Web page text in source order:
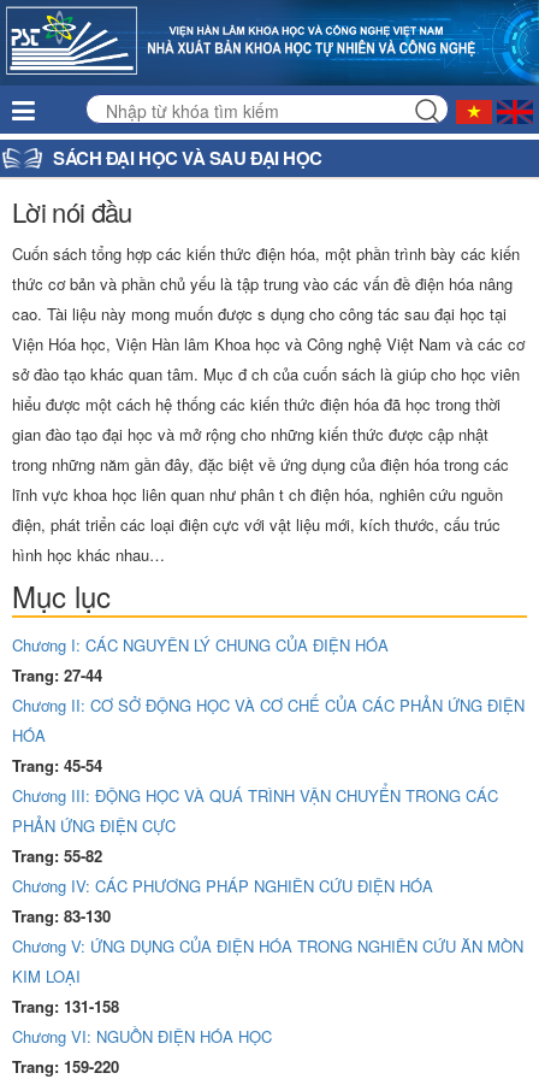
SÁCH ĐẠI HỌC VÀ SAU ĐẠI HỌC
Lời nói đầu
Cuốn sách tổng hợp các kiến thức điện hóa, một phần trình bày các kiến
thức cơ bản và phần chủ yếu là tập trung vào các vấn đề điện hóa nâng
cao. Tài liệu này mong muốn được s dụng cho công tác sau đại học tại
Viện Hóa học, Viện Hàn lâm Khoa học và Công nghệ Việt Nam và các cơ
sở đào tạo khác quan tâm. Mục đ ch của cuốn sách là giúp cho học viên
hiểu được một cách hệ thống các kiến thức điện hóa đã học trong thời
gian đào tạo đại học và mở rộng cho những kiến thức được cập nhật
trong những năm gần đây, đặc biệt về ứng dụng của điện hóa trong các
lĩnh vực khoa học liên quan như phân t ch điện hóa, nghiên cứu nguồn
điện, phát triển các loại điện cực với vật liệu mới, kích thước, cấu trúc
hình học khác nhau…
Mục lục
Chương I: CÁC NGUYÊN LÝ CHUNG CỦA ĐIỆN HÓA
Trang: 27-44
Chương II: CƠ SỞ ĐỘNG HỌC VÀ CƠ CHẾ CỦA CÁC PHẢN ỨNG ĐIỆN
HÓA
Trang: 45-54
Chương III: ĐỘNG HỌC VÀ QUÁ TRÌNH VẬN CHUYỂN TRONG CÁC
PHẢN ỨNG ĐIỆN CỰC
Trang: 55-82
Chương IV: CÁC PHƯƠNG PHÁP NGHIÊN CỨU ĐIỆN HÓA
Trang: 83-130
Chương V: ỨNG DỤNG CỦA ĐIỆN HÓA TRONG NGHIÊN CỨU ĂN MÒN
KIM LOẠI
Trang: 131-158
Chương VI: NGUỒN ĐIỆN HÓA HỌC
Trang: 159-220